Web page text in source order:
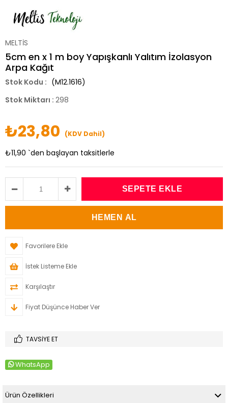
MELTİS
5cm en x 1 m boy Yapışkanlı Yalıtım İzolasyon
Arpa Kağıt
(M12.1616)
Stok Miktarı : 298
₺23,80 (KDV Dahil)
₺11,90 `den başlayan taksitlerle
Favorilere Ekle
İstek Listeme Ekle
Karşılaştır
Fiyat Düşünce Haber Ver
TAVSIYE ET
WhatsApp
Ürün Özellikleri